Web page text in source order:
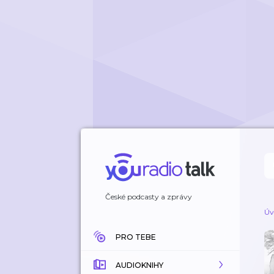
České podcasty a zprávy
PRO TEBE
AUDIOKNIHY